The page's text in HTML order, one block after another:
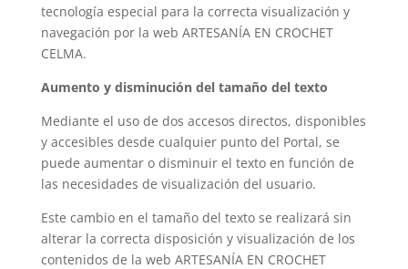
tecnología especial para la correcta visualización y
navegación por la web ARTESANÍA EN CROCHET
CELMA.
Aumento y disminución del tamaño del texto
Mediante el uso de dos accesos directos, disponibles
y accesibles desde cualquier punto del Portal, se
puede aumentar o disminuir el texto en función de
las necesidades de visualización del usuario.
Este cambio en el tamaño del texto se realizará sin
alterar la correcta disposición y visualización de los
contenidos de la web ARTESANÍA EN CROCHET